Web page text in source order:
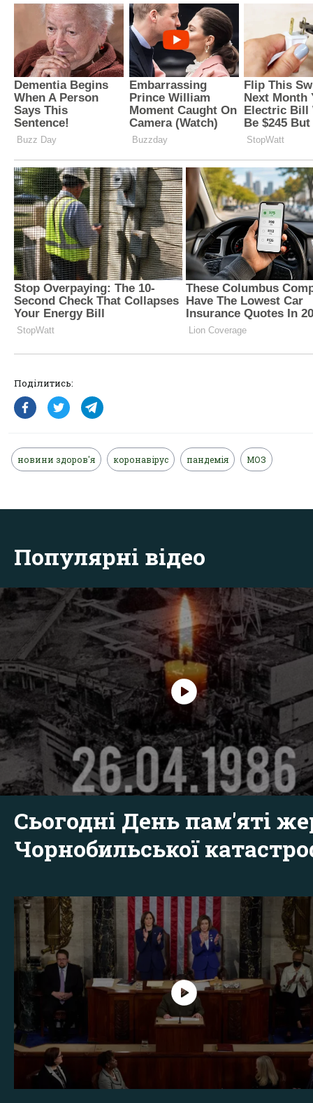
Поділитись:
новини здоров'я коронавірус пандемія МОЗ
Популярні відео
Сьогодні День пам'яті
Чорнобильської